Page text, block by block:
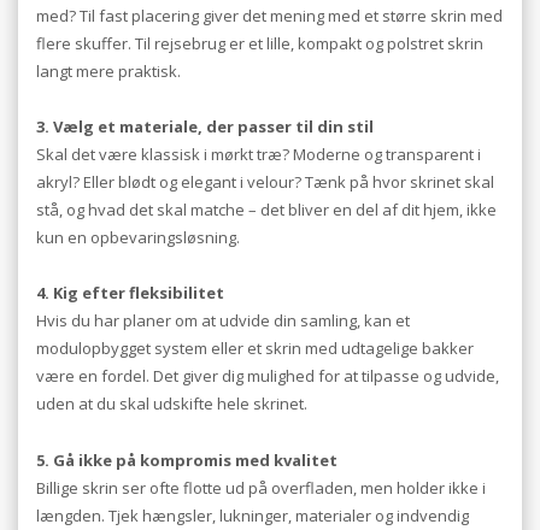
med? Til fast placering giver det mening med et større skrin med
flere skuffer. Til rejsebrug er et lille, kompakt og polstret skrin
langt mere praktisk.
3. Vælg et materiale, der passer til din stil
Skal det være klassisk i mørkt træ? Moderne og transparent i
akryl? Eller blødt og elegant i velour? Tænk på hvor skrinet skal
stå, og hvad det skal matche – det bliver en del af dit hjem, ikke
kun en opbevaringsløsning.
4. Kig efter fleksibilitet
Hvis du har planer om at udvide din samling, kan et
modulopbygget system eller et skrin med udtagelige bakker
være en fordel. Det giver dig mulighed for at tilpasse og udvide,
uden at du skal udskifte hele skrinet.
5. Gå ikke på kompromis med kvalitet
Billige skrin ser ofte flotte ud på overfladen, men holder ikke i
længden. Tjek hængsler, lukninger, materialer og indvendig